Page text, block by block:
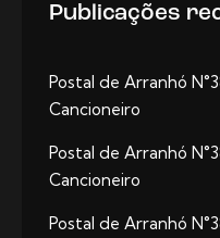
Publicações
Postal de Arranhó
Cancioneiro
Postal de Arranhó
Cancioneiro
Postal de Arranhó